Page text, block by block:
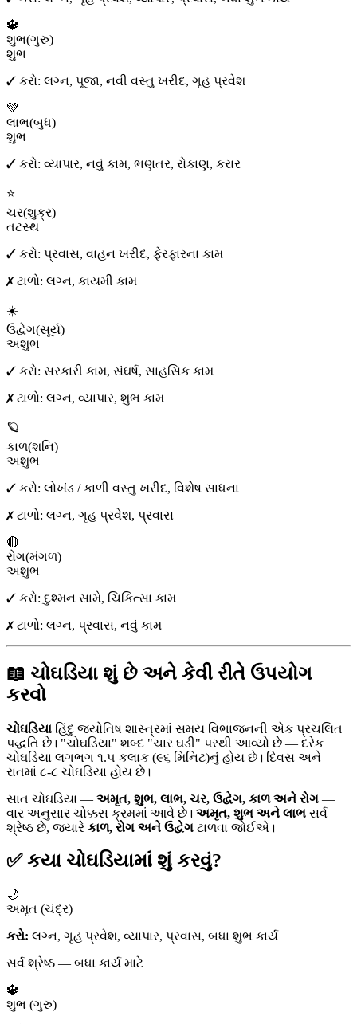
🔱
શુભ(ગુરુ)
શુભ
✓ કરો: લગ્ન, પૂજા, નવી વસ્તુ ખરીદ, ગૃહ પ્રવેશ
💚
લાભ(બુધ)
શુભ
✓ કરો: વ્યાપાર, નવું કામ, ભણતર, રોકાણ, કરાર
⭐
ચર(શુક્ર)
તટસ્થ
✓ કરો: પ્રવાસ, વાહન ખરીદ, ફેરફારના કામ
✗ ટાળો: લગ્ન, કાયમી કામ
☀️
ઉદ્વેગ(સૂર્ય)
અશુભ
✓ કરો: સરકારી કામ, સંઘર્ષ, સાહસિક કામ
✗ ટાળો: લગ્ન, વ્યાપાર, શુભ કામ
🪐
કાળ(શનિ)
અશુભ
✓ કરો: લોખંડ / કાળી વસ્તુ ખરીદ, વિશેષ સાધના
✗ ટાળો: લગ્ન, ગૃહ પ્રવેશ, પ્રવાસ
🔴
રોગ(મંગળ)
અશુભ
✓ કરો: દુશ્મન સામે, ચિકિત્સા કામ
✗ ટાળો: લગ્ન, પ્રવાસ, નવું કામ
📖 ચોઘડિયા શું છે અને કેવી રીતે ઉપયોગ
કરવો
ચોઘડિયા હિંદુ જ્યોતિષ શાસ્ત્રમાં સમય વિભાજનની એક પ્રચલિત
પદ્ધતિ છે। "ચોઘડિયા" શબ્દ "ચાર ઘડી" પરથી આવ્યો છે — દરેક
ચોઘડિયા લગભગ ૧.૫ કલાક (૯૬ મિનિટ)નું હોય છે। દિવસ અને
રાતમાં ૮-૮ ચોઘડિયા હોય છે।
સાત ચોઘડિયા — અમૃત, શુભ, લાભ, ચર, ઉદ્વેગ, કાળ અને રોગ —
વાર અનુસાર ચોક્કસ ક્રમમાં આવે છે। અમૃત, શુભ અને લાભ સર્વ
શ્રેષ્ઠ છે, જ્યારે કાળ, રોગ અને ઉદ્વેગ ટાળવા જોઈએ।
✅ કયા ચોઘડિયામાં શું કરવું?
🌙
અમૃત (ચંદ્ર)
કરો: લગ્ન, ગૃહ પ્રવેશ, વ્યાપાર, પ્રવાસ, બધા શુભ કાર્ય
સર્વ શ્રેષ્ઠ — બધા કાર્ય માટે
🔱
શુભ (ગુરુ)